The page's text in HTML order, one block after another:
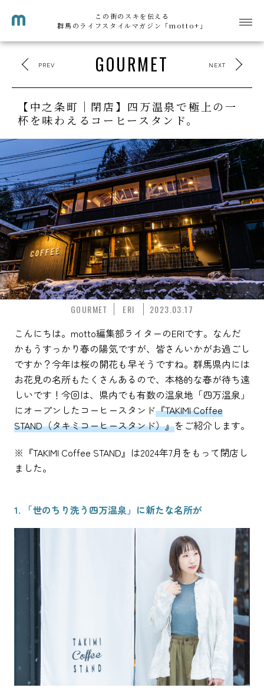
この街のスキを伝える
群馬のライフスタイルマガジン「motto+」
GOURMET
PREV NEXT
【中之条町｜閉店】四万温泉で極上の一
杯を味わえるコーヒースタンド。
GOURMET ERI 2023.03.17
こんにちは。motto編集部ライターのERIです。なんだ
かもうすっかり春の陽気ですが、皆さんいかがお過ごし
ですか？今年は桜の開花も早そうですね。群馬県内には
お花見の名所もたくさんあるので、本格的な春が待ち遠
しいです！今回は、県内でも有数の温泉地「四万温泉」
にオープンしたコーヒースタンド『TAKIMI Coffee
STAND（タキミコーヒースタンド）』をご紹介します。
※『TAKIMI Coffee STAND』は2024年7月をもって閉店し
ました。
1. 「世のちり洗う四万温泉」に新たな名所が